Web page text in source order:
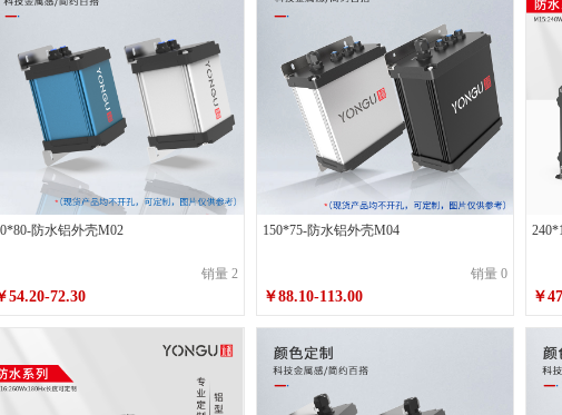
喷砂皓月银带带耳 130*65*200喷砂墨玉黑不带耳 130*65*200喷砂墨玉黑带
130*65*220喷砂墨玉黑不带耳 130*65*220喷砂墨玉黑带耳 130*65*220喷砂皓月银不
130*65*250喷砂墨玉黑带耳 130*65*250喷砂皓月银不带耳 130*65*250喷砂皓月银带
喷砂皓月银不带耳 150*75*120喷砂皓月银带耳 150*75*150喷砂墨玉黑不带耳
喷砂皓月银带耳 150*75*180喷砂墨玉黑不带耳 150*75*180喷砂墨玉黑带耳
喷砂墨玉黑不带耳 150*75*200喷砂墨玉黑带耳 150*75*200喷砂皓月银不带
喷砂皓月银不带耳 180*70*150喷砂皓月银带耳 180*70*200喷砂墨玉黑不带
180*70*220喷砂墨玉黑不带耳 180*70*220喷砂墨玉黑带耳
喷砂墨玉黑不带耳 180*70*250喷砂墨玉黑带耳 180*70*250喷砂皓月银不带耳
防水铝外壳M02
销量 2
54.20-72.30
150*75-防水铝外壳M04
销量 0
￥88.10-113.00 ￥